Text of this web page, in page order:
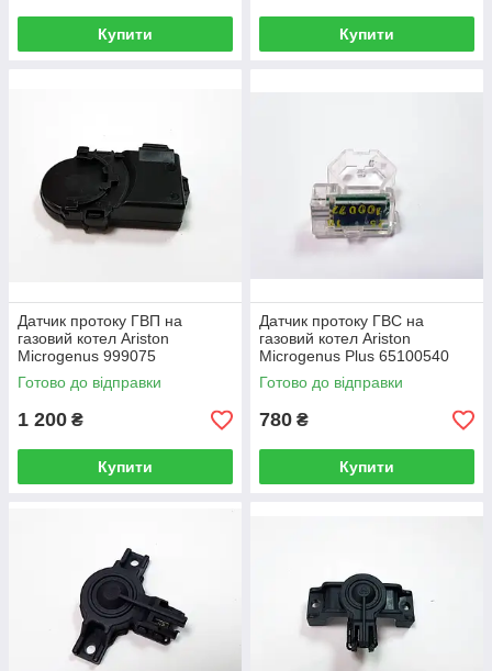
Купити Купити
Датчик протоку ГВП на
газовий котел Ariston
Microgenus 999075
Готово до відправки
1 200 ₴
Купити
Датчик протоку ГВС на
газовий котел Ariston
Microgenus Plus 65100540
Готово до відправки
780 ₴
Купити